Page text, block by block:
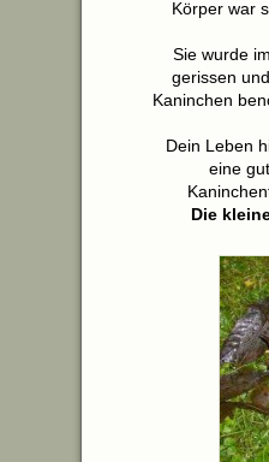
Körper war
Sie wurde
gerissen
Kaninchen
Dein Leben
eine
Die